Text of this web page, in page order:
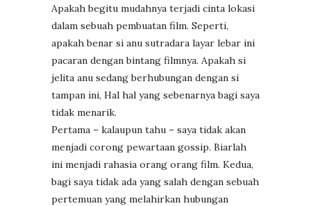
Apakah begitu mudahnya terjadi cinta lokasi
dalam sebuah pembuatan film. Seperti,
apakah benar si anu sutradara layar lebar ini
pacaran dengan bintang filmnya. Apakah si
jelita anu sedang berhubungan dengan si
tampan ini, Hal hal yang sebenarnya bagi saya
tidak menarik.
Pertama – kalaupun tahu – saya tidak akan
menjadi corong pewartaan gossip. Biarlah
ini menjadi rahasia orang orang film. Kedua,
bagi saya tidak ada yang salah dengan sebuah
pertemuan yang melahirkan hubungan